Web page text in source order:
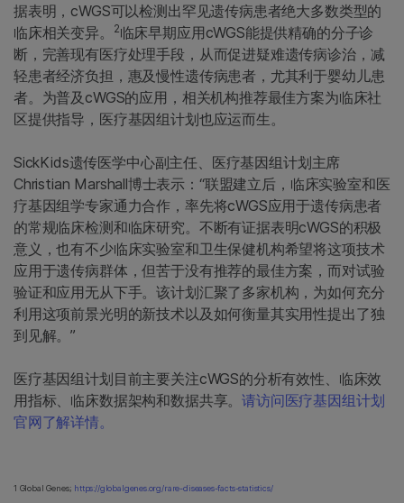
据表明，cWGS可以检测出罕见遗传病患者绝大多数类型的
临床相关变异。
2临床早期应用cWGS能提供精确的分子诊
断，完善现有医疗处理手段，从而促进疑难遗传病诊治，减
轻患者经济负担，惠及慢性遗传病患者，尤其利于婴幼儿患
者。为普及cWGS的应用，相关机构推荐最佳方案为临床社
区提供指导，医疗基因组计划也应运而生。
SickKids遗传医学中心副主任、医疗基因组计划主席
Christian Marshall博士表示：“联盟建立后，临床实验室和医
疗基因组学专家通力合作，率先将cWGS应用于遗传病患者
的常规临床检测和临床研究。不断有证据表明cWGS的积极
意义，也有不少临床实验室和卫生保健机构希望将这项技术
应用于遗传病群体，但苦于没有推荐的最佳方案，而对试验
验证和应用无从下手。该计划汇聚了多家机构，为如何充分
利用这项前景光明的新技术以及如何衡量其实用性提出了独
到见解。”
医疗基因组计划目前主要关注cWGS的分析有效性、临床效
用指标、临床数据架构和数据共享。请访问医疗基因组计划
官网了解详情。
1 Global Genes; https://globalgenes.org/rare-diseases-facts-statistics/